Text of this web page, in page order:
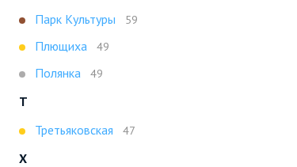
Парк Культуры
59
Плющиха 49
Полянка 49
Т
Третьяковская
47
Х